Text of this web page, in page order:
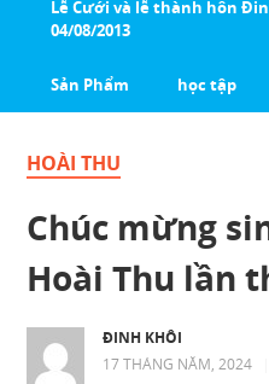
Lễ Cưới và lễ thành hôn
04/08/2013
Sản Phẩm học tập
HOÀI THU
Chúc mừng
Hoài Thu lần
ĐINH KHÔI
17 THÁNG NĂM, 2024